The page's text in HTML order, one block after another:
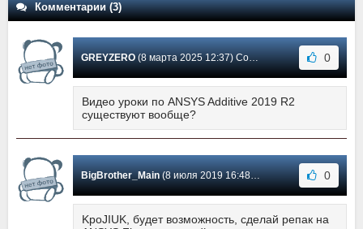
Комментарии (3)
GREYZERO(8 марта 2025 12:37) Сообщение #3 0
Видео уроки по ANSYS Additive 2019 R2
существуют вообще?
BigBrother_Main(8 июля 2019 16:48) Сообщение #2 0
KpoJIUK, будет возможность, сделай репак на